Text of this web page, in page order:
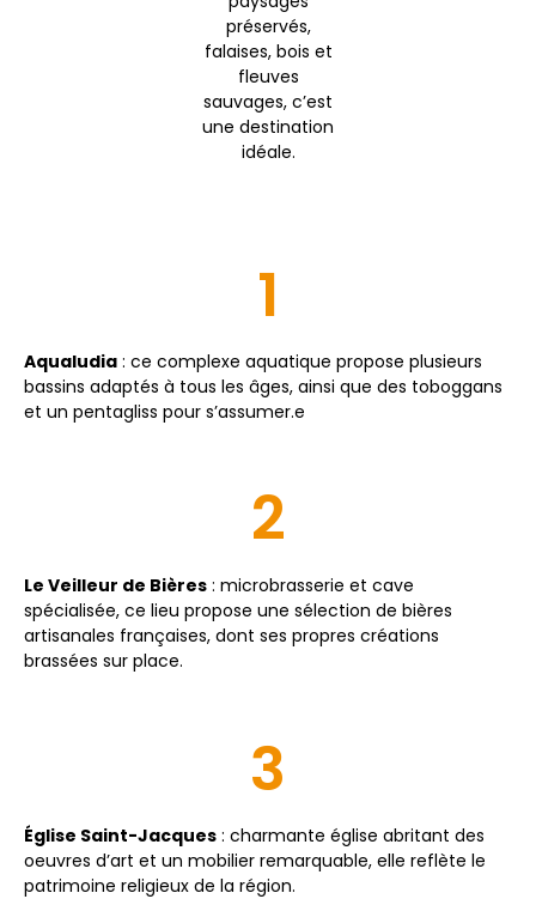
préservés,
falaises, bois et
fleuves
sauvages, c’est
une destination
idéale.
1
Aqualudia : ce complexe aquatique propose plusieurs
bassins adaptés à tous les âges, ainsi que des toboggans
et un pentagliss pour s’assumer.e
2
Le Veilleur de Bières : microbrasserie et cave
spécialisée, ce lieu propose une sélection de bières
artisanales françaises, dont ses propres créations
brassées sur place.
3
Église Saint-Jacques : charmante église abritant des
oeuvres d’art et un mobilier remarquable, elle reflète le
patrimoine religieux de la région.